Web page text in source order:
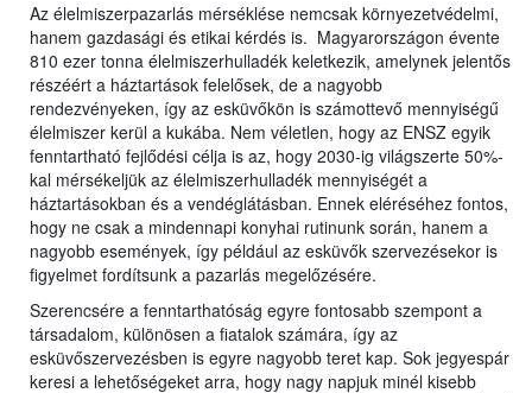
Az élelmiszerpazarlás mérséklése nemcsak környezetvédelmi,
hanem gazdasági és etikai kérdés is. Magyarországon évente
810 ezer tonna élelmiszerhulladék keletkezik, amelynek jelentős
részéért a háztartások felelősek, de a nagyobb
rendezvényeken, így az esküvőkön is számottevő mennyiségű
élelmiszer kerül a kukába. Nem véletlen, hogy az ENSZ egyik
fenntartható fejlődési célja is az, hogy 2030-ig világszerte 50%-
kal mérsékeljük az élelmiszerhulladék mennyiségét a
háztartásokban és a vendéglátásban. Ennek eléréséhez fontos,
hogy ne csak a mindennapi konyhai rutinunk során, hanem a
nagyobb események, így például az esküvők szervezésekor is
figyelmet fordítsunk a pazarlás megelőzésére.
Szerencsére a fenntarthatóság egyre fontosabb szempont a
társadalom, különösen a fiatalok számára, így az
esküvőszervezésben is egyre nagyobb teret kap. Sok jegyespár
keresi a lehetőségeket arra, hogy nagy napjuk minél kisebb